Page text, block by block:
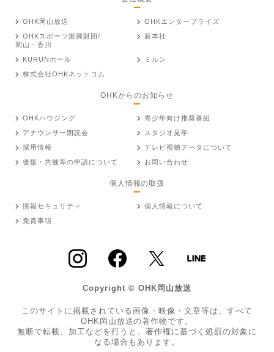
OHK岡山放送
OHKエンタープライズ
OHKスポーツ振興財団/
岡山・香川
新本社
KURUNホール
ミルン
株式会社OHKネットコム
OHKからのお知らせ
OHKハウジング
青少年向け推奨番組
アナウンサー朗読会
スタジオ見学
採用情報
テレビ視聴データについて
後援・共催等の申請について
お問い合わせ
個人情報の取扱
情報セキュリティ
個人情報について
免責事項
Copyright © OHK岡山放送
このサイトに掲載されている画像・映像・文章等は、すべて
OHK岡山放送の著作物です。
無断で転載、加工などを行うと、著作権に基づく処罰の対象に
なる場合もあります。